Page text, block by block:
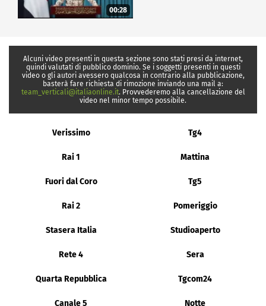
00:28
Alcuni video presenti in questa sezione sono stati presi da internet,
quindi valutati di pubblico dominio. Se i soggetti presenti in questi
video o gli autori avessero qualcosa in contrario alla pubblicazione,
basterà fare richiesta di rimozione inviando una mail a:
team_verticali@italiaonline.it. Provvederemo alla cancellazione del
video nel minor tempo possibile.
Verissimo Tg4
Rai 1 Mattina
Fuori dal Coro Tg5
Rai 2 Pomeriggio
Stasera Italia Studioaperto
Rete 4 Sera
Quarta Repubblica Tgcom24
Canale 5 Notte